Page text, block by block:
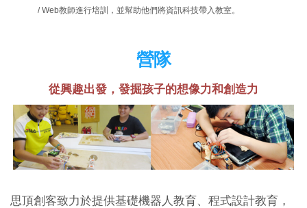
/ Web教師進行培訓，並幫助他們將資訊科技帶入教室。
營隊
從興趣出發，發掘孩子的想像力和創造力
思頂創客致力於提供基礎機器人教育、程式設計教育，